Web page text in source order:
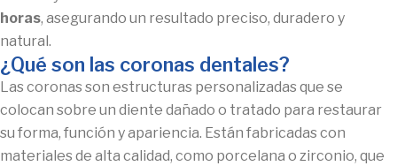
horas, asegurando un resultado preciso, duradero y
natural.
¿Qué son las coronas dentales?
Las coronas son estructuras personalizadas que se
colocan sobre un diente dañado o tratado para restaurar
su forma, función y apariencia. Están fabricadas con
materiales de alta calidad, como porcelana o zirconio, que